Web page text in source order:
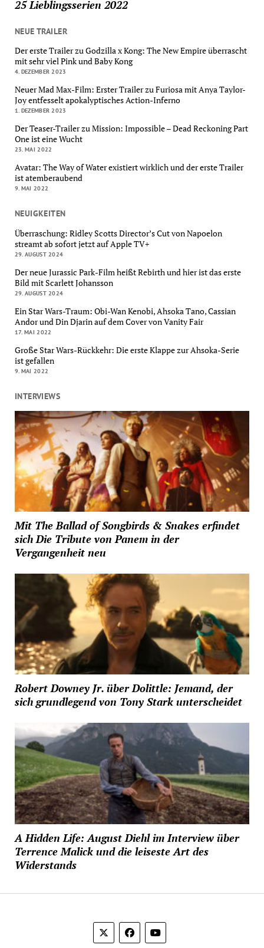
25 Lieblingsserien 2022
NEUE TRAILER
Der erste Trailer zu Godzilla x Kong: The New Empire überrascht
mit sehr viel Pink und Baby Kong
4. DEZEMBER 2023
Neuer Mad Max-Film: Erster Trailer zu Furiosa mit Anya Taylor-
Joy entfesselt apokalyptisches Action-Inferno
1. DEZEMBER 2023
Der Teaser-Trailer zu Mission: Impossible – Dead Reckoning Part
One ist eine Wucht
23. MAI 2022
Avatar: The Way of Water existiert wirklich und der erste Trailer
ist atemberaubend
9. MAI 2022
NEUIGKEITEN
Überraschung: Ridley Scotts Director’s Cut von Napoelon
streamt ab sofort jetzt auf Apple TV+
29. AUGUST 2024
Der neue Jurassic Park-Film heißt Rebirth und hier ist das erste
Bild mit Scarlett Johansson
29. AUGUST 2024
Ein Star Wars-Traum: Obi-Wan Kenobi, Ahsoka Tano, Cassian
Andor und Din Djarin auf dem Cover von Vanity Fair
17. MAI 2022
Große Star Wars-Rückkehr: Die erste Klappe zur Ahsoka-Serie
ist gefallen
9. MAI 2022
INTERVIEWS
Mit The Ballad of Songbirds & Snakes erfindet
sich Die Tribute von Panem in der
Vergangenheit neu
Robert Downey Jr. über Dolittle: Jemand, der
sich grundlegend von Tony Stark unterscheidet
A Hidden Life: August Diehl im Interview über
Terrence Malick und die leiseste Art des
Widerstands